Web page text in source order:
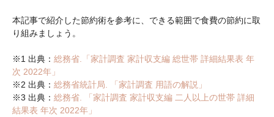
本記事で紹介した節約術を参考に、できる範囲で食費の節約に取
り組みましょう。
※1 出典： 総務省.「家計調査 家計収支編 総世帯 詳細結果表 年
次 2022年」
※2 出典： 総務省統計局. 「家計調査 用語の解説」
※3 出典： 総務省. 「家計調査 家計収支編 二人以上の世帯 詳細
結果表 年次 2022年」